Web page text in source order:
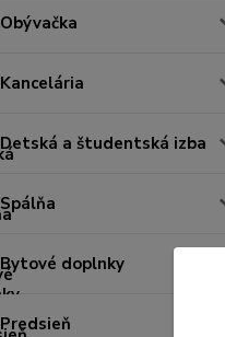
Obývačka
Kancelária
Detská a študentská izba
Spálňa
Bytové doplnky
Predsieň